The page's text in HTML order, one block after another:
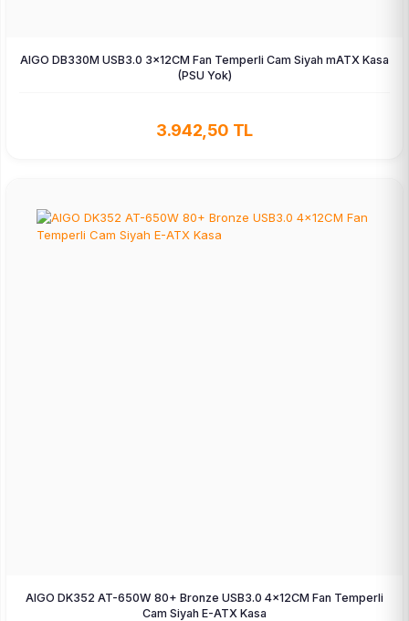
AIGO DB330M USB3.0 3×12CM Fan Temperli Cam Siyah mATX Kasa
(PSU Yok)
3.942,50 TL
AIGO DK352 AT-650W 80+ Bronze USB3.0 4×12CM Fan Temperli
Cam Siyah E-ATX Kasa